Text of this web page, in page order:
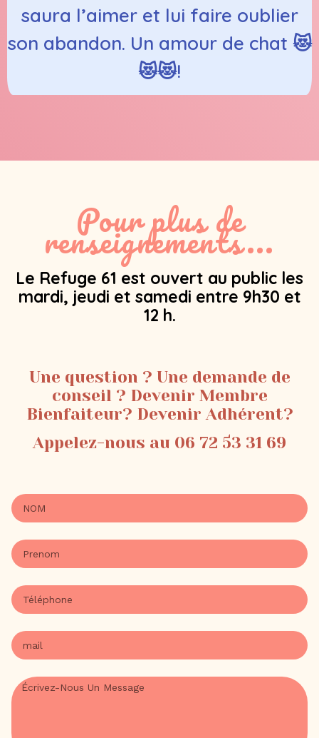
saura l’aimer et lui faire oublier
son abandon. Un amour de chat 😻
😻😻!
Pour plus de
renseignements...
Le Refuge 61 est ouvert au public les
mardi, jeudi et samedi entre 9h30 et
12 h.
Une question ? Une demande de
conseil ? Devenir Membre
Bienfaiteur? Devenir Adhérent?
Appelez-nous au 06 72 53 31 69